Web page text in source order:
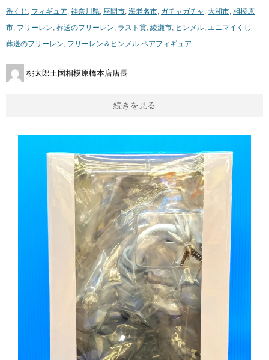
番くじ
フィギュア 神奈川県 座間市 海老名市 ガチャガチャ 大和市 相模原
市 フリーレン 葬送のフリーレン ラスト賞 綾瀬市 ヒンメル エニマイくじ
葬送のフリーレン フリーレン＆ヒンメル ペアフィギュア
桃太郎王国相模原橋本店店長
続きを見る